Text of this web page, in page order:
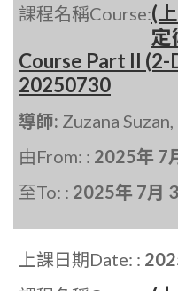
課程名稱Course:(
定
Course Part II (2-
20250730
導師: Zuzana
由From: : 2025年 7
至To: : 2025年 7月
上課日期Date: :